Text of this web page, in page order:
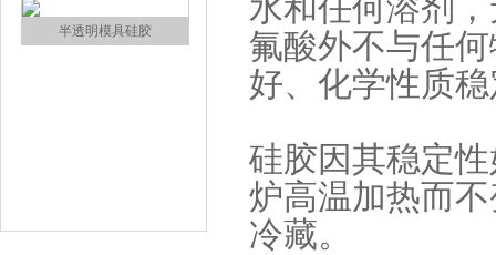
涂布硅胶
水和任何溶剂
氟酸外不与任
好、化学性质
硅胶因其稳定
炉高温加热而
冷藏。